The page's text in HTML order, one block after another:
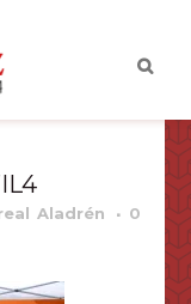
Aladrén
0